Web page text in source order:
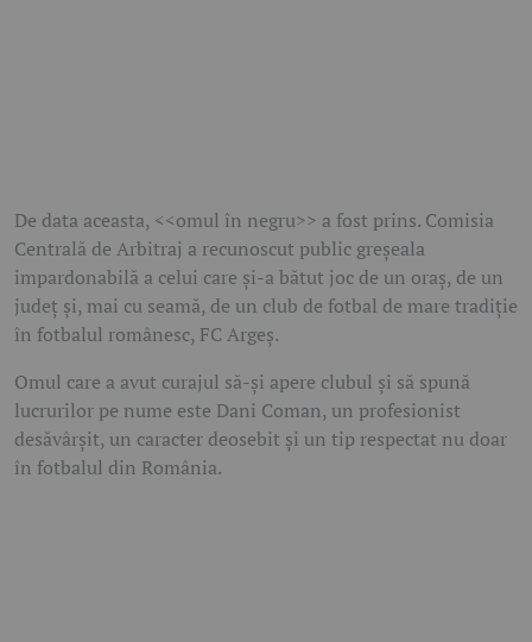
De data aceasta, <<omul în negru>> a fost prins. Comisia
Centrală de Arbitraj a recunoscut public greșeala
impardonabilă a celui care și-a bătut joc de un oraș, de un
județ și, mai cu seamă, de un club de fotbal de mare tradiție
în fotbalul românesc, FC Argeș.
Omul care a avut curajul să-și apere clubul și să spună
lucrurilor pe nume este Dani Coman, un profesionist
desăvârșit, un caracter deosebit și un tip respectat nu doar
în fotbalul din România.